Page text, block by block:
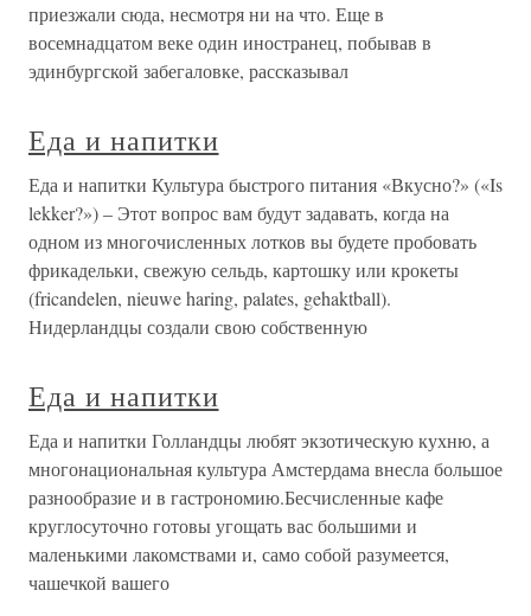
приезжали сюда, несмотря ни на что. Еще в
восемнадцатом веке один иностранец, побывав в
эдинбургской забегаловке, рассказывал
Еда и напитки
Еда и напитки Культура быстрого питания «Вкусно?» («Is
lekker?») – Этот вопрос вам будут задавать, когда на
одном из многочисленных лотков вы будете пробовать
фрикадельки, свежую сельдь, картошку или крокеты
(fricandelen, nieuwe haring, palates, gehaktball).
Нидерландцы создали свою собственную
Еда и напитки
Еда и напитки Голландцы любят экзотическую кухню, а
многонациональная культура Амстердама внесла большое
разнообразие и в гастрономию.Бесчисленные кафе
круглосуточно готовы угощать вас большими и
маленькими лакомствами и, само собой разумеется,
чашечкой вашего